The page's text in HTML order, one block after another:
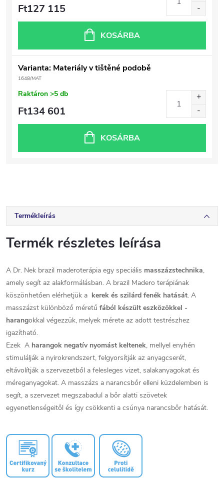
Ft127 115
KOSÁRBA
Varianta: Materiály v tištěné podobě
1648/MAT
Raktáron >5 db
Ft134 601
KOSÁRBA
Termékleírás
Termék részletes leírása
A Dr. Nek brazil maderoterápia egy speciális masszázstechnika,
amely segít az alakformálásban. A brazil Madero terápiának
köszönhetően elérhetjük a kerek és szilárd fenék hatását. A
masszázst különböző méretű fából készült eszközökkel -
harangokkal végezzük, melyek mérete az adott testrészhez
igazítható.
Ezek A harangok negatív nyomást keltenek, mellyel enyhén
stimulálják a nyirokrendszert, felgyorsítják az anyagcserét,
eltávolítják a szervezetből a felesleges vizet, salakanyagokat és
méreganyagokat. A masszázs a narancsbőr elleni küzdelemben is
segít, a szervezet megszabadul a bőr alatti szövetek
egyenetlenségeitől és így csökkenti a csúnya narancsbőr hatását.